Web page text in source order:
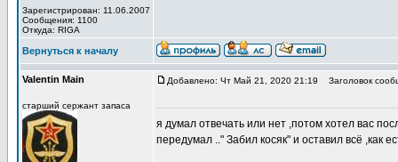
Зарегистрирован: 11.06.2007
Сообщения: 1100
Откуда: RIGA
Вернуться к началу
Valentin Main
старший сержант запаса
Добавлено: Чт Май 21, 2020 21:19 Заголовок
я думал отвечать или нет ,потом хотел вас
передумал .." Забил косяк" и оставил всё ,как